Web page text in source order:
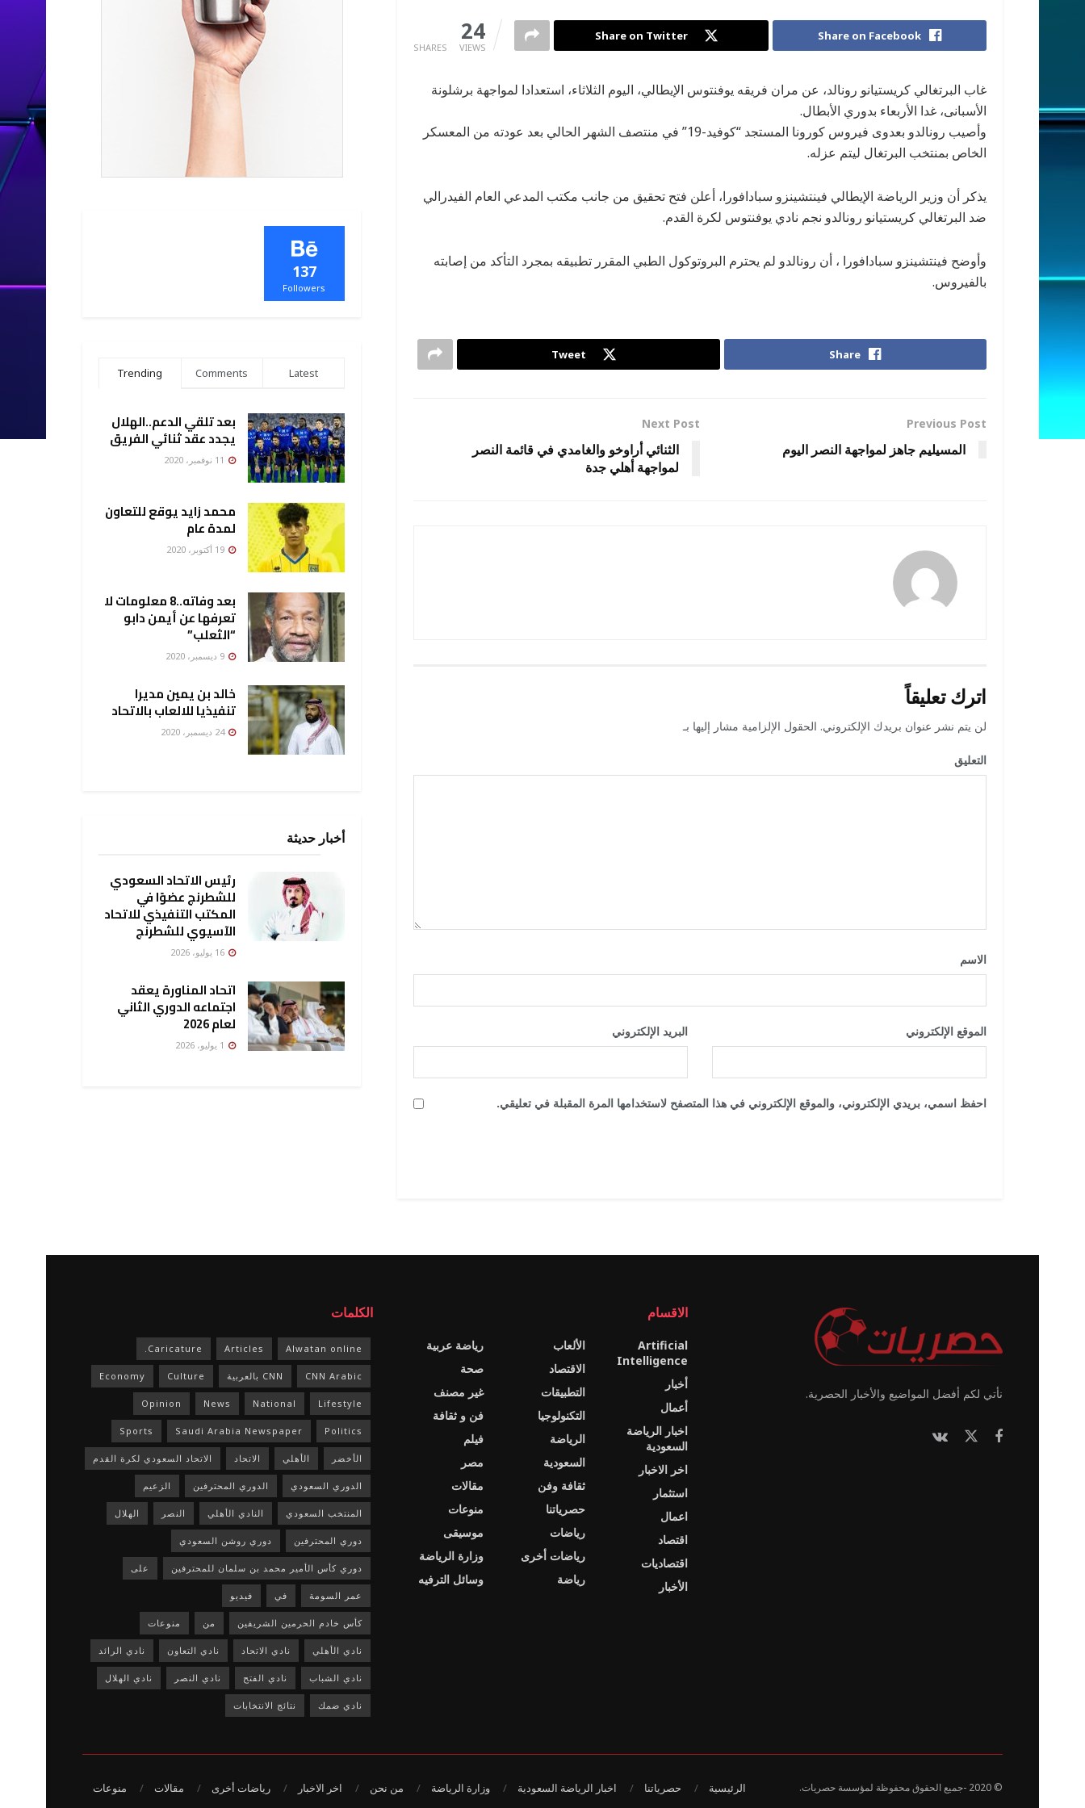
SHARES
24
VIEWS
Share on Facebook
Share on Twitter
غاب البرتغالي كريستيانو رونالد، عن مران فريقه يوفنتوس الإيطالي، اليوم الثلاثاء، استعدادا لمواجهة برشلونة
الأسبانى، غدا الأربعاء بدوري الأبطال.
وأصيب رونالدو بعدوى فيروس كورونا المستجد “كوفيد-19” في منتصف الشهر الحالي بعد عودته من المعسكر
الخاص بمنتخب البرتغال ليتم عزله.
يذكر أن وزير الرياضة الإيطالي فينتشينزو سبادافورا، أعلن فتح تحقيق من جانب مكتب المدعي العام الفيدرالي
ضد البرتغالي كريستيانو رونالدو نجم نادي يوفنتوس لكرة القدم.
وأوضح فينتشينزو سبادافورا ، أن رونالدو لم يحترم البروتوكول الطبي المقرر تطبيقه بمجرد التأكد من إصابته
بالفيروس.
Share
Tweet
Previous Post
المسيليم جاهز لمواجهة النصر اليوم
Next Post
الثنائي أراوخو والغامدي في قائمة النصر
لمواجهة أهلي جدة
اترك تعليقاً
لن يتم نشر عنوان بريدك الإلكتروني. الحقول الإلزامية مشار إليها بـ
التعليق
الاسم
البريد الإلكتروني الموقع الإلكتروني
احفظ اسمي، بريدي الإلكتروني، والموقع الإلكتروني في هذا المتصفح لاستخدامها المرة المقبلة في تعليقي.
137
Followers
Trending Comments Latest
بعد تلقي الدعم..الهلال
يجدد عقد ثنائي الفريق
محمد زايد يوقع للتعاون
لمدة عام
بعد وفاته..8 معلومات لا
تعرفها عن أيمن دابو
“الثعلب”
خالد بن يمين مديرا
تنفيذيا للالعاب بالاتحاد
24 ديسمبر، 2020
أخبار حديثة
رئيس الاتحاد السعودي
للشطرنج عضوًا في
المكتب التنفيذي للاتحاد
الآسيوي للشطرنج
اتحاد المناورة يعقد
اجتماعه الدوري الثاني
لعام 2026
نأتي لكم أفضل المواضيع والأخبار الحصرية.
الاقسام
Artificial
Intelligence
أخبار
أعمال
اخبار الرياضة
السعودية
اخر الاخبار
استثمار
اعمال
اقتصاد
اقتصاديات
الأخبار
الألعاب
الاقتصاد
التطبيقات
التكنولوجيا
الرياضة
السعودية
ثقافة وفن
حصرياتنا
رياضات
رياضات أخرى
رياضة
رياضة عربية
صحة
غير مصنف
فن و ثقافة
فيلم
مصر
مقالات
منوعات
موسيقى
وزارة الرياضة
وسائل الترفيه
الكلمات
Alwatan online
Articles
Caricature.
CNN Arabic CNN بالعربية Culture
Economy
Lifestyle
National
News
Opinion
Politics
Saudi Arabia Newspaper
Sports
الأخضر الأهلي الاتحاد الاتحاد السعودي لكرة القدم
الدوري السعودي الدوري المحترفين الزعيم
المنتخب السعودي النادي الأهلي النصر الهلال
دوري المحترفين دوري روشن السعودي
دوري كأس الأمير محمد بن سلمان للمحترفين على
عمر السومة في فيديو
كأس خادم الحرمين الشريفين من منوعات
نادي الأهلي نادي الاتحاد نادي التعاون نادي الرائد
نادي الشباب نادي الفتح نادي النصر نادي الهلال
نادي ضمك نتائج الانتخابات
الرئيسية حصرياتنا اخبار الرياضة السعودية وزارة الرياضة من نحن اخر الاخبار رياضات أخرى مقالات منوعات © 2020 -جميع الحقوق محفوظة لمؤسسة حصريات.